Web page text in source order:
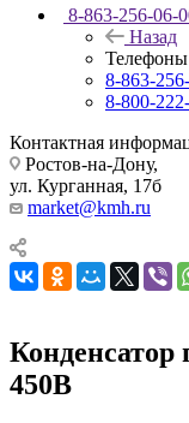
8-863-256-06-
Назад
Телефоны
8-863-
8-800-
Контактная
Ростов-на-Дону,
ул. Курганная, 17б
market@kmh.ru
450В